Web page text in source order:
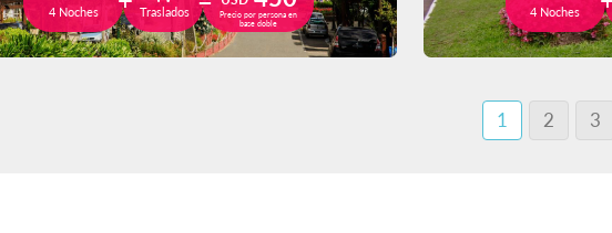
4 Noches Traslados
Precio por persona en
base doble
4 Noches
1 2 3